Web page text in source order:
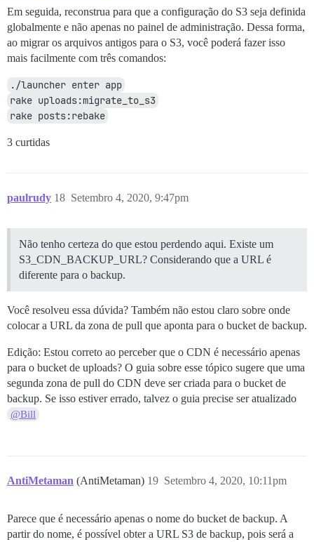
Em seguida, reconstrua para que a configuração do S3 seja definida
globalmente e não apenas no painel de administração. Dessa forma,
ao migrar os arquivos antigos para o S3, você poderá fazer isso
mais facilmente com três comandos:
./launcher enter app
rake uploads:migrate_to_s3
rake posts:rebake
3 curtidas
paulrudy Setembro 4, 2020, 9:47pm
18
Não tenho certeza do que estou perdendo aqui. Existe um
S3_CDN_BACKUP_URL? Considerando que a URL é
diferente para o backup.
Você resolveu essa dúvida? Também não estou claro sobre onde
colocar a URL da zona de pull que aponta para o bucket de backup.
Edição: Estou correto ao perceber que o CDN é necessário apenas
para o bucket de uploads? O guia sobre esse tópico sugere que uma
segunda zona de pull do CDN deve ser criada para o bucket de
backup. Se isso estiver errado, talvez o guia precise ser atualizado
@Bill
AntiMetaman (AntiMetaman) Setembro 4, 2020, 10:11pm
19
Parece que é necessário apenas o nome do bucket de backup. A
partir do nome, é possível obter a URL S3 de backup, pois será a